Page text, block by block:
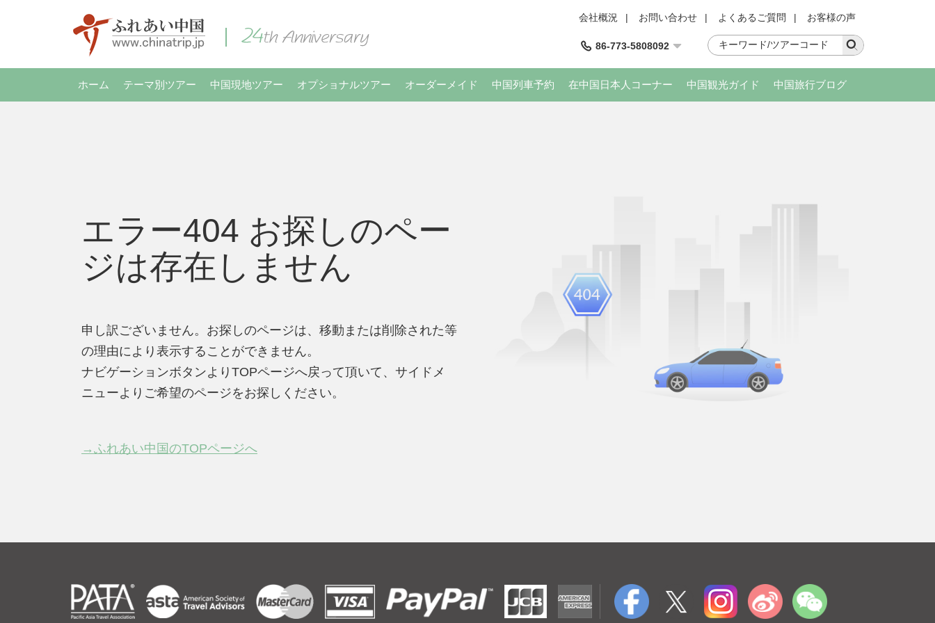
会社概況 | お問い合わせ | よくあるご質問 | お客様の声
86-773-5808092
ホーム テーマ別ツアー 中国現地ツアー オプショナルツアー オーダーメイド 中国列車予約 在中国日本人コーナー 中国観光ガイド 中国旅行ブログ
エラー404 お探しのペー
ジは存在しません
申し訳ございません。お探しのページは、移動または削除された等
の理由により表示することができません。
ナビゲーションボタンよりTOPページへ戻って頂いて、サイドメ
ニューよりご希望のページをお探しください。
→ふれあい中国のTOPページへ